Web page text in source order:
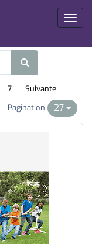
Toggle
7 Suivante
Pagination 27